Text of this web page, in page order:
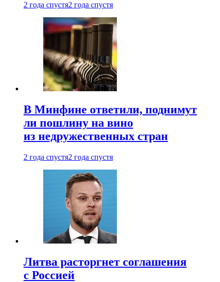
2 года спустя2 года спустя
В Минфине ответили, поднимут
ли пошлину на вино
из недружественных стран
2 года спустя2 года спустя
Литва расторгнет соглашения
с Россией